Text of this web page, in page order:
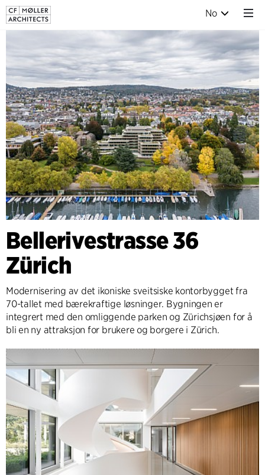
No
Bellerivestrasse 36
Zürich
Modernisering av det ikoniske sveitsiske kontorbygget fra
70-tallet med bærekraftige løsninger. Bygningen er
integrert med den omliggende parken og Zürichsjøen for å
bli en ny attraksjon for brukere og borgere i Zürich.